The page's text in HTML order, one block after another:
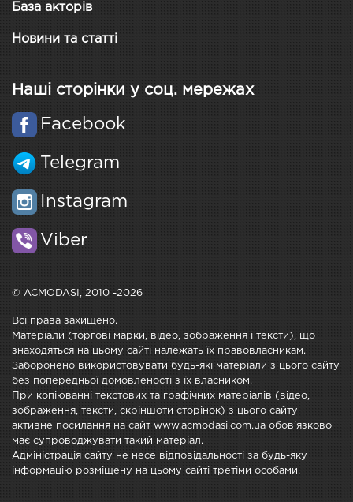
База акторів
Новини та статті
Наші сторінки у соц. мережах
Facebook
Telegram
Instagram
Viber
© ACMODASI, 2010 -2026
Всі права захищено.
Матеріали (торгові марки, відео, зображення і тексти), що
знаходяться на цьому сайті належать їх правовласникам.
Заборонено використовувати будь-які матеріали з цього сайту
без попередньої домовленості з їх власником.
При копіюванні текстових та графічних матеріалів (відео,
зображення, тексти, скріншоти сторінок) з цього сайту
активне посилання на сайт www.acmodasi.com.ua обов'язково
має супроводжувати такий матеріал.
Адміністрація сайту не несе відповідальності за будь-яку
інформацію розміщену на цьому сайті третіми особами.